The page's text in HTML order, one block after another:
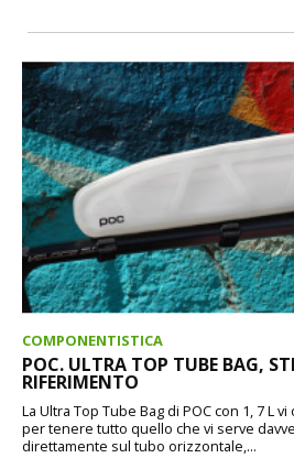
COMPONENTISTICA
POC. ULTRA TOP TUBE BAG,
RIFERIMENTO
La Ultra Top Tube Bag di POC con 1, 7 L
per tenere tutto quello che vi serve
direttamente sul tubo orizzontale,...